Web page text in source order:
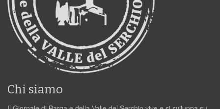
Chi siamo